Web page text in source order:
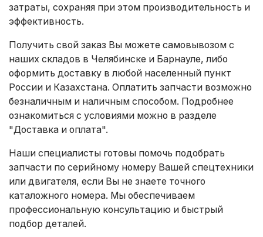
затраты, сохраняя при этом производительность и
эффективность.
Получить свой заказ Вы можете самовывозом с
наших складов в Челябинске и Барнауле, либо
оформить доставку в любой населенный пункт
России и Казахстана. Оплатить запчасти возможно
безналичным и наличным способом. Подробнее
ознакомиться с условиями можно в разделе
"Доставка и оплата".
Наши специалисты готовы помочь подобрать
запчасти по серийному номеру Вашей спецтехники
или двигателя, если Вы не знаете точного
каталожного номера. Мы обеспечиваем
профессиональную консультацию и быстрый
подбор деталей.